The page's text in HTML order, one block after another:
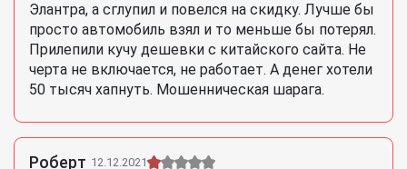
Элантра, а сглупил и повелся на скидку. Лучше бы
просто автомобиль взял и то меньше бы потерял.
Прилепили кучу дешевки с китайского сайта. Не
черта не включается, не работает. А денег хотели
50 тысяч хапнуть. Мошенническая шарага.
Роберт 12.12.2021